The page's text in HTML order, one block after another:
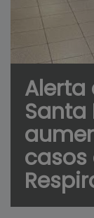
Santa
casos